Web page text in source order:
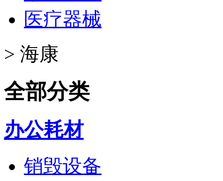
医疗器械
> 海康
全部分类
办公耗材
销毁设备